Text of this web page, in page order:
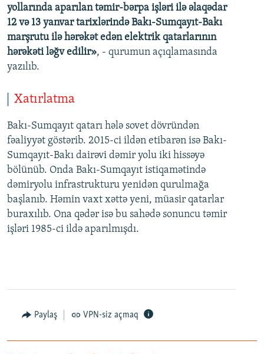
yollarında aparılan təmir-bərpa işləri ilə əlaqədar
12 və 13 yanvar tarixlərində Bakı-Sumqayıt-Bakı
marşrutu ilə hərəkət edən elektrik qatarlarının
hərəkəti ləğv edilir», - qurumun açıqlamasında
yazılıb.
Xatırlatma
Bakı-Sumqayıt qatarı hələ sovet dövründən
fəaliyyət göstərib. 2015-ci ildən etibarən isə Bakı-
Sumqayıt-Bakı dairəvi dəmir yolu iki hissəyə
bölünüb. Onda Bakı-Sumqayıt istiqamətində
dəmiryolu infrastrukturu yenidən qurulmağa
başlanıb. Həmin vaxt xəttə yeni, müasir qatarlar
buraxılıb. Ona qədər isə bu sahədə sonuncu təmir
işləri 1985-ci ildə aparılmışdı.
Paylaş VPN-siz açmaq